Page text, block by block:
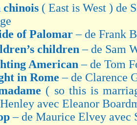
chinois ( East is West ) de
of Palomar– de Frank
children– de Sam
American– de Tom
in Rome– de Clarence
( so this is
avec Eleanor
– de Maurice Elvey avec